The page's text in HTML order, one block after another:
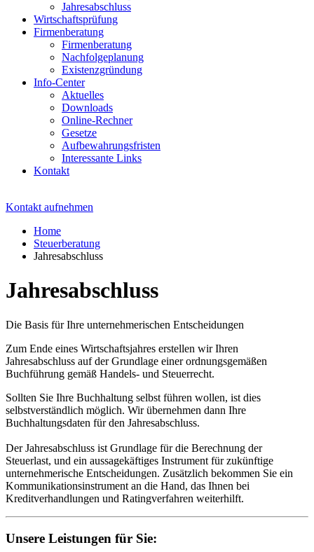
Jahresabschluss
Wirtschaftsprüfung
Firmenberatung
Firmenberatung
Nachfolgeplanung
Existenzgründung
Info-Center
Aktuelles
Downloads
Online-Rechner
Gesetze
Aufbewahrungsfristen
Interessante Links
Kontakt
Kontakt aufnehmen
Home
Steuerberatung
Jahresabschluss
Jahresabschluss
Die Basis für Ihre unternehmerischen Entscheidungen
Zum Ende eines Wirtschaftsjahres erstellen wir Ihren
Jahresabschluss auf der Grundlage einer ordnungsgemäßen
Buchführung gemäß Handels- und Steuerrecht.
Sollten Sie Ihre Buchhaltung selbst führen wollen, ist dies
selbstverständlich möglich. Wir übernehmen dann Ihre
Buchhaltungsdaten für den Jahresabschluss.
Der Jahresabschluss ist Grundlage für die Berechnung der
Steuerlast, und ein aussagekäftiges Instrument für zukünftige
unternehmerische Entscheidungen. Zusätzlich bekommen Sie ein
Kommunikationsinstrument an die Hand, das Ihnen bei
Kreditverhandlungen und Ratingverfahren weiterhilft.
Unsere Leistungen für Sie: